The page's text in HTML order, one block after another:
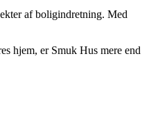
af boligindretning. Med
hjem, er Smuk Hus mere end